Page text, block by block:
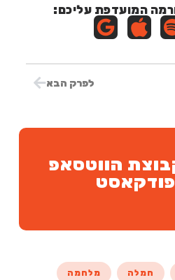
המועדפת עליכם:
לפרק הבא
הווטסאפ
חמלה מלחמה